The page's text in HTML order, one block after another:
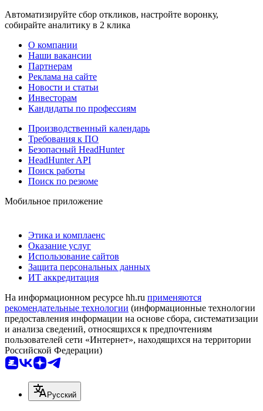
Автоматизируйте сбор откликов, настройте воронку,
собирайте аналитику в 2 клика
О компании
Наши вакансии
Партнерам
Реклама на сайте
Новости и статьи
Инвесторам
Кандидаты по профессиям
Производственный календарь
Требования к ПО
Безопасный HeadHunter
HeadHunter API
Поиск работы
Поиск по резюме
Мобильное приложение
Этика и комплаенс
Оказание услуг
Использование сайтов
Защита персональных данных
ИТ аккредитация
На информационном ресурсе hh.ru применяются
рекомендательные технологии (информационные технологии
предоставления информации на основе сбора, систематизации
и анализа сведений, относящихся к предпочтениям
пользователей сети «Интернет», находящихся на территории
Российской Федерации)
Русский